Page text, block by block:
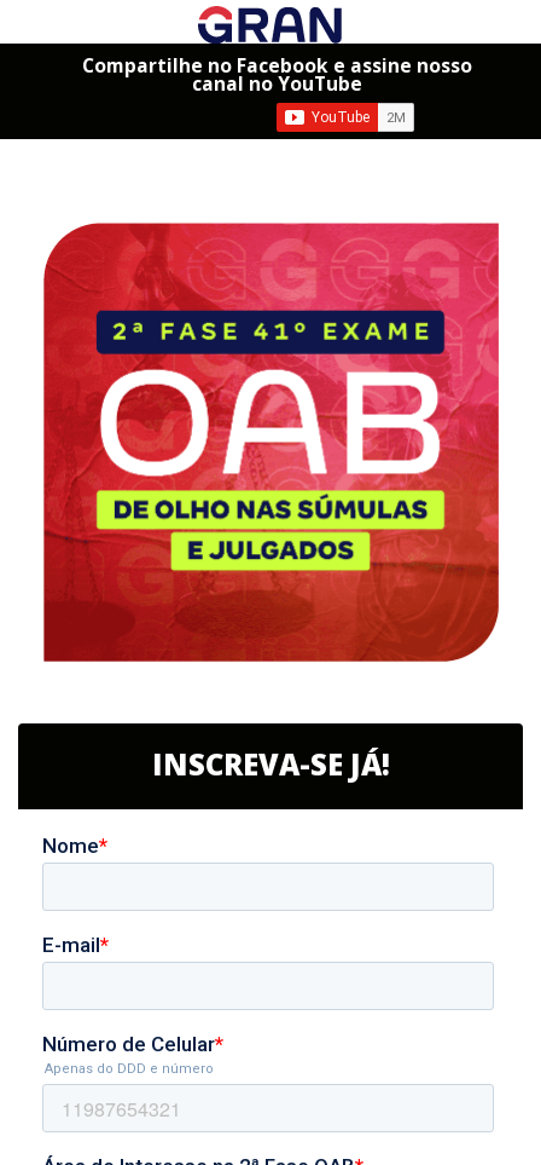
Compartilhe no Facebook e assine nosso
canal no YouTube
INSCREVA-SE JÁ!